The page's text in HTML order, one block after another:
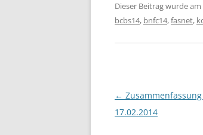
Dieser Beitrag wurde am
bcbs14, bnfc14,fasnet,
Beitragsnavigation
←
17.02.2014